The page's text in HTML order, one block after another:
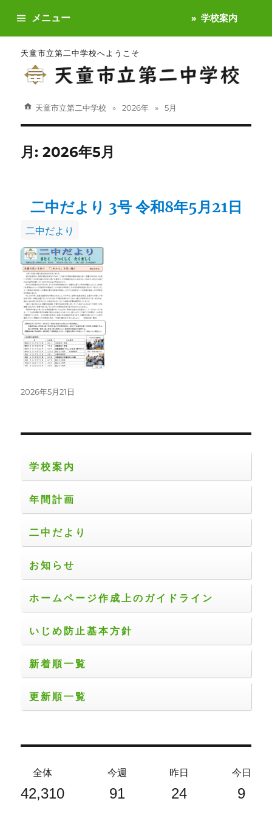
天童市立第二中学校へようこそ
メニュー 学校案内
天童市立第二中学校 2026年 5月
月:2026年5月
二中だより 3号 令和8年5月21日
カ
テ
ゴ
リ
ー
二中だより
投
2026年5月21日
学校案内
年間計画
二中だより
お知らせ
ホームページ作成上のガイドライン
いじめ防止基本方針
新着順一覧
更新順一覧
全体
42,310
今週
91
昨日
24
今日
9